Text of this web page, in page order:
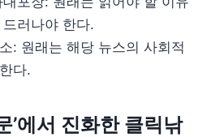
러나야 한다.
: 원래는 해당 뉴스의 사회적
다.
’에서 진화한 클릭낚